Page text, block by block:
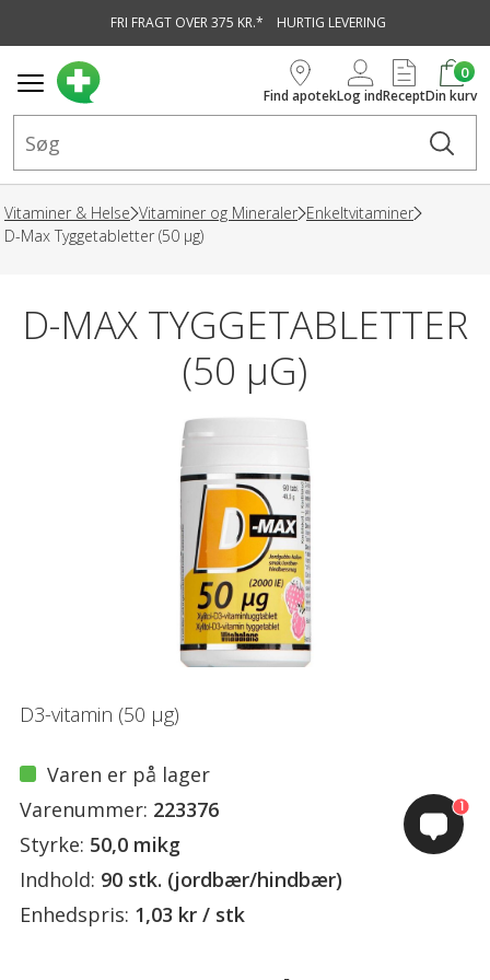
FRI FRAGT OVER 375 KR.* HURTIG LEVERING
Find apotekLog indRecept
0
Din kurv
Vitaminer & Helse Vitaminer og Mineraler Enkeltvitaminer
D-Max Tyggetabletter (50 µg)
D-MAX TYGGETABLETTER
(50 µG)
D3-vitamin (50 µg)
Varen er på lager
Varenummer: 223376
Styrke: 50,0 mikg
Indhold: 90 stk. (jordbær/hindbær)
Enhedspris: 1,03 kr / stk
1